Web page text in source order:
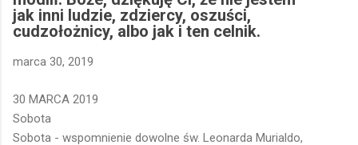
jak inni ludzie, zdziercy, oszuści,
cudzołożnicy, albo jak i ten celnik.
marca 30, 2019
30 MARCA 2019
Sobota
Sobota - wspomnienie dowolne św. Leonarda Murialdo,